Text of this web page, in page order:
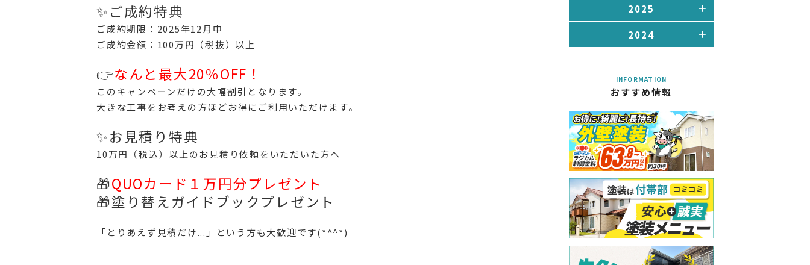
✨ご成約特典
ご成約期限：2025年12月中
ご成約金額：100万円（税抜）以上
👉なんと最大20％OFF！
このキャンペーンだけの大幅割引となります。
大きな工事をお考えの方ほどお得にご利用いただけます。
✨お見積り特典
10万円（税込）以上のお見積り依頼をいただいた方へ
🎁QUOカード１万円分プレゼント
🎁塗り替えガイドブックプレゼント
「とりあえず見積だけ...」という方も大歓迎です(*^^*)
2025
2024
INFORMATION
おすすめ情報